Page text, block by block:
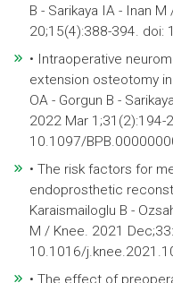
B - Sarikaya IA - Inan
20;15(4):388-394.
• Intraoperative
extension osteotomy
OA - Gorgun B -
2022 Mar 1;31(2):194-
10.1097/
• The risk factors for
endoprosthetic
Karaismailoglu B -
M / Knee. 2021
10.1016/
• The effect of